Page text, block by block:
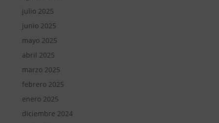
julio 2025
junio 2025
mayo 2025
abril 2025
marzo 2025
febrero 2025
enero 2025
diciembre 2024